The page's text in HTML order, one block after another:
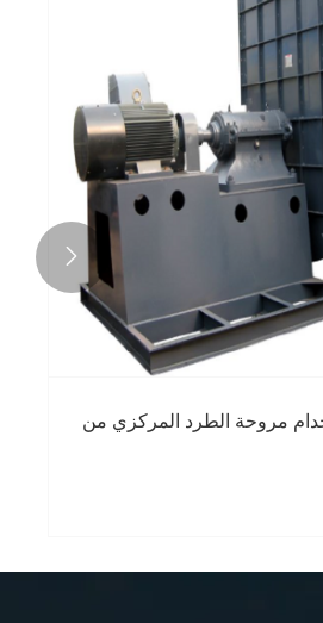
طرد مركزي تعمل بالفعل
الذي تعاني منه؟
